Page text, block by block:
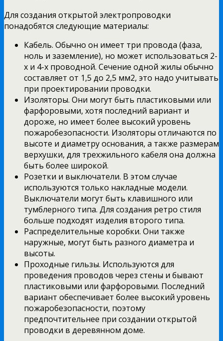
Для создания открытой электропроводки
понадобятся следующие материалы:
Кабель. Обычно он имеет три провода (фаза,
ноль и заземление), но может использоваться 2-
х и 4-х проводной. Сечение одной жилы обычно
составляет от 1,5 до 2,5 мм2, это надо учитывать
при проектировании проводки.
Изоляторы. Они могут быть пластиковыми или
фарфоровыми, хотя последний вариант и
дороже, но имеет более высокий уровень
пожаробезопасности. Изоляторы отличаются по
высоте и диаметру основания, а также размерам
верхушки, для трехжильного кабеля она должна
быть более широкой.
Розетки и выключатели. В этом случае
используются только накладные модели.
Выключатели могут быть клавишного или
тумблерного типа. Для создания ретро стиля
больше подходят изделия второго типа.
Распределительные коробки. Они также
наружные, могут быть разного диаметра и
высоты.
Проходные гильзы. Используются для
проведения проводов через стены и бывают
пластиковыми или фарфоровыми. Последний
вариант обеспечивает более высокий уровень
пожаробезопасности, поэтому
предпочтительнее при создании открытой
проводки в деревянном доме.